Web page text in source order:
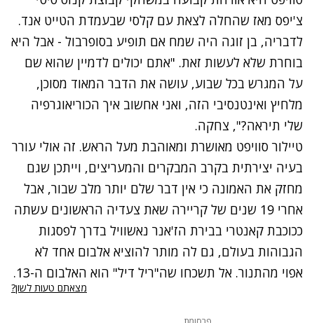
צ'יפס מאז שהחלה לצאת עם קלסי שבעמדת הטייט אנד.
לדבריה, בן זוגה היה שמח אם תופיע בסופרבול - אבל היא
בוחרת שלא לעשות זאת. "אתם יכולים לדמיין שהוא שם
על המגרש בכל שבוע, עושה את הדבר המאוד מסוכן,
מלחיץ ואינטנסיבי הזה, ואני אחשוב איך הכוריאוגרפיה
שלי תיראה?", צחקה.
טיילור סוויפט מאושרת ומאוהבת מעל הראש. זה אולי עורר
בעיה יצירתית בקרב המבקרים והמעריצים, וייתכן שגם
מחזק את האמונה כי אין דבר שלם יותר מלב שבור, אבל
אחרי 19 שנים של קריירה שאת צעדיה הראשונים עשתה
ככוכבת קאנטרי בבירת הז'אנר נאשוויל בדרך לפסגות
הגבוהות בעולם, גם לה מותר להוציא אלבום אחד לא
אפוי מהתנור. אל תשכחו שה"ריל דיל" הוא האלבום ה-13.
מצאתם טעות לשון?